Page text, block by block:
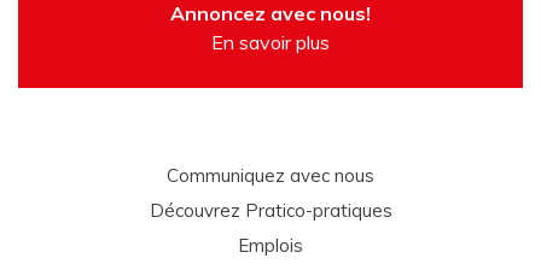
Annoncez avec nous!
En savoir plus
Communiquez avec nous
Découvrez Pratico-pratiques
Emplois